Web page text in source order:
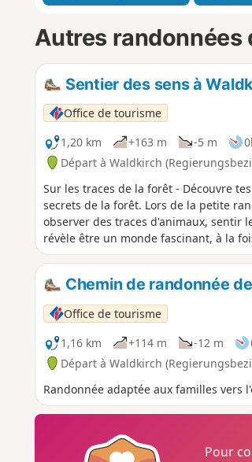
Autres randonnées
Sentier des sens à
Office de tourisme
1,20 km
+163 m -5 m
Départ à Waldkirch
Sur les traces de la forêt - Découvre
secrets de la forêt. Lors de la petite
observer des traces d'animaux, sentir
révèle être un monde fascinant, à la
Chemin de randonnée
Office de tourisme
1,16 km
+114 m -12 m
Départ à Waldkirch
Randonnée adaptée aux familles vers
Pour